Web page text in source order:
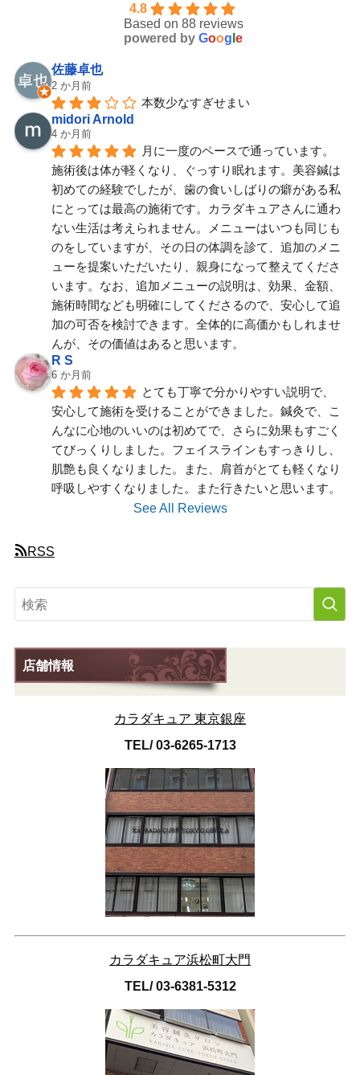
4.8
Based on 88 reviews
powered by Goog e
佐藤卓也
2 か月前
本数少なすぎせまい
midori Arnold
4 か月前
月に一度のペースで通っています。
施術後は体が軽くなり、ぐっすり眠れます。美容鍼は
初めての経験でしたが、歯の食いしばりの癖がある私
にとっては最高の施術です。カラダキュアさんに通わ
ない生活は考えられません。メニューはいつも同じも
のをしていますが、その日の体調を診て、追加のメニ
ューを提案いただいたり、親身になって整えてくださ
います。なお、追加メニューの説明は、効果、金額、
施術時間なども明確にしてくださるので、安心して追
加の可否を検討できます。全体的に高価かもしれませ
んが、その価値はあると思います。
R S
6 か月前
とても丁寧で分かりやすい説明で、
安心して施術を受けることができました。鍼灸で、こ
んなに心地のいいのは初めてで、さらに効果もすごく
てびっくりしました。フェイスラインもすっきりし、
肌艶も良くなりました。また、肩首がとても軽くなり
呼吸しやすくなりました。また行きたいと思います。
See All Reviews
RSS
店舗情報
カラダキュア 東京銀座
TEL/ 03-6265-1713
カラダキュア浜松町大門
TEL/ 03-6381-5312